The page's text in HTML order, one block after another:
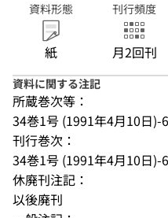
資料形態
紙
刊行頻度
月2回刊
資料に関する注記
所蔵巻次等：
34巻1号 (1991年4月10日)-
刊行巻次：
34巻1号 (1991年4月10日)-
休廃刊注記：
以後廃刊